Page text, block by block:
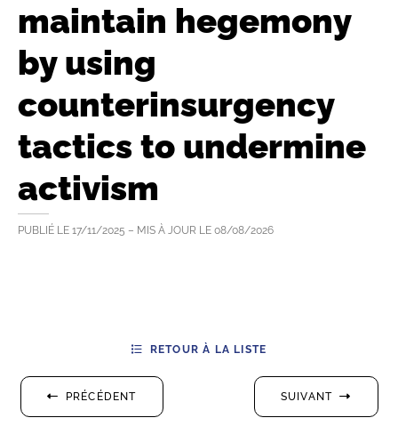
maintain hegemony
by using
counterinsurgency
tactics to undermine
activism
PUBLIÉ LE 17/11/2025 – MIS À JOUR LE 08/08/2026
PRÉCÉDENT
RETOUR À LA LISTE
SUIVANT